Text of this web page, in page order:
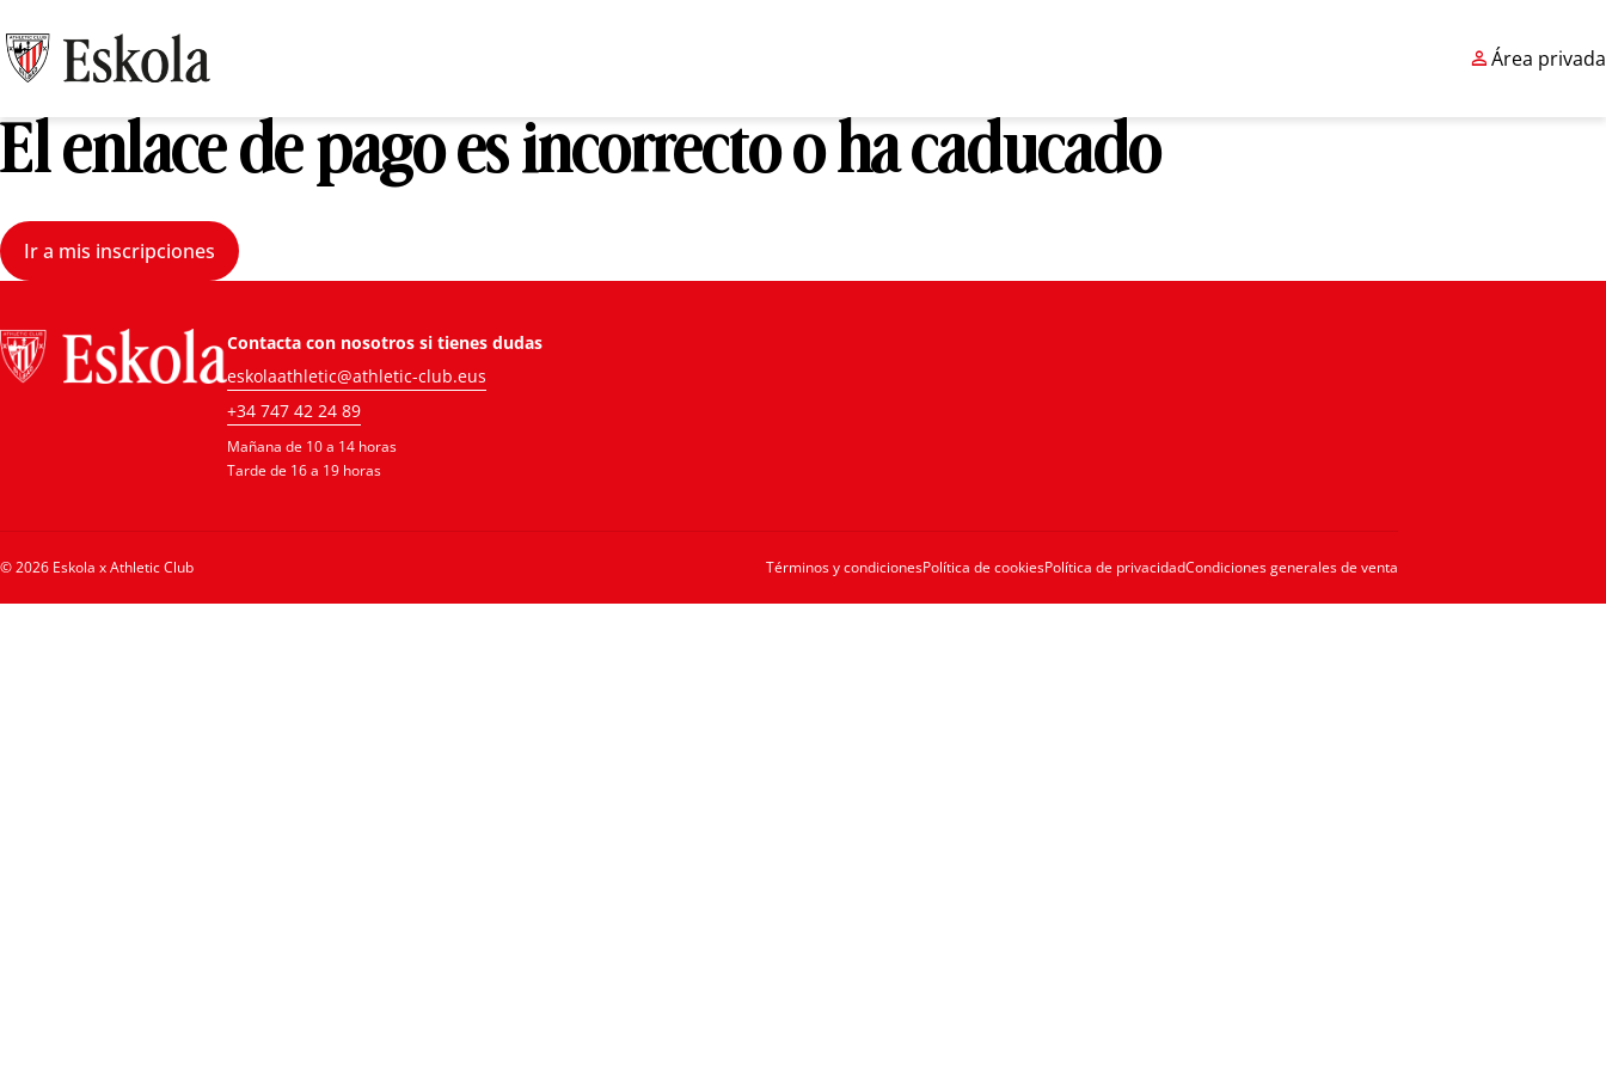
Área privada
El enlace de pago es incorrecto o ha caducado
Ir a mis inscripciones
Contacta con nosotros si tienes dudas
eskolaathletic@athletic-club.eus
+34 747 42 24 89
Mañana de 10 a 14 horas
Tarde de 16 a 19 horas
© 2026 Eskola x Athletic Club Términos y condicionesPolítica de cookiesPolítica de privacidadCondiciones generales de venta